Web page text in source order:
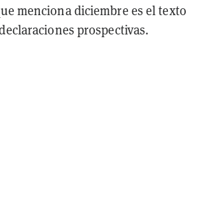
menciona diciembre es el texto
prospectivas.